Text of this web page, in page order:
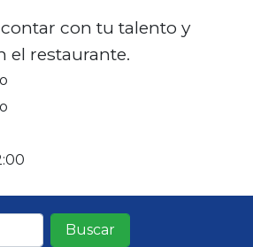
con tu talento y
el restaurante.